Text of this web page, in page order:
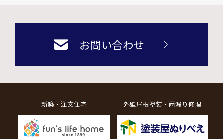
お問い合わせ
新築・注文住宅 外壁屋根塗装・雨漏り修理